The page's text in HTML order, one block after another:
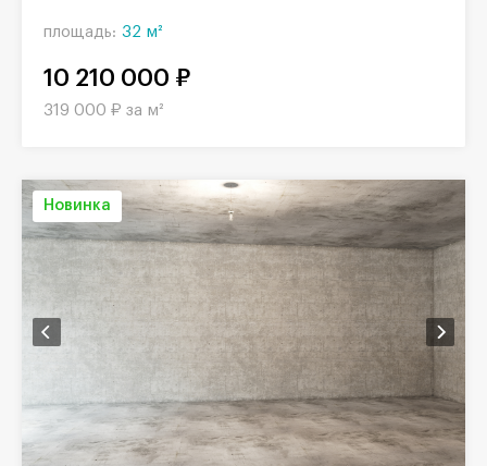
площадь: 32 м²
10 210 000 ₽
319 000 ₽ за м²
Новинка